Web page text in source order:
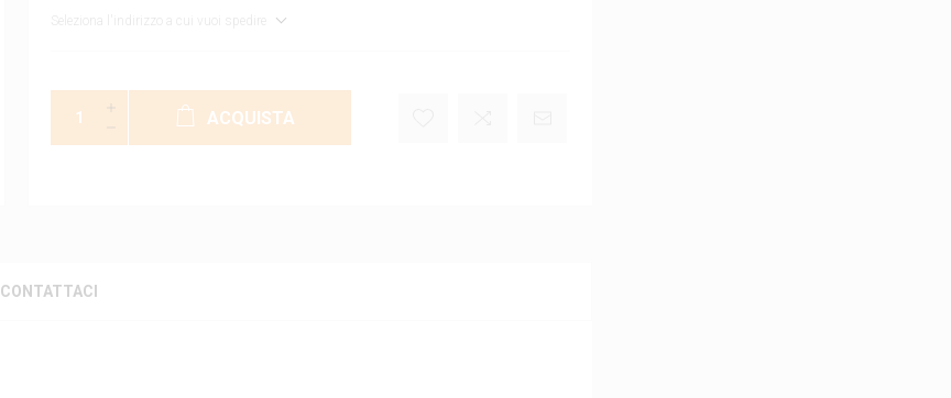
Seleziona l'indirizzo a cui vuoi spedire
ACQUISTA
CONTATTACI